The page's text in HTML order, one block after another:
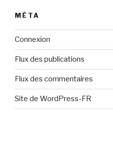
MÉTA
Connexion
Flux des publications
Flux des commentaires
Site de WordPress-FR